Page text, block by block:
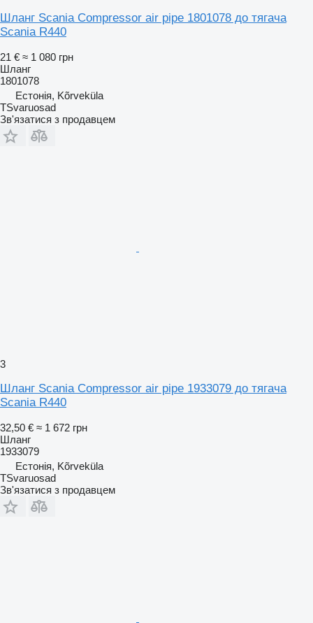
Шланг Scania Compressor air pipe 1801078 до тягача
Scania R440
21 € ≈ 1 080 грн
Шланг
1801078
Естонія, Kõrveküla
TSvaruosad
Зв'язатися з продавцем
3
Шланг Scania Compressor air pipe 1933079 до тягача
Scania R440
32,50 € ≈ 1 672 грн
Шланг
1933079
Естонія, Kõrveküla
TSvaruosad
Зв'язатися з продавцем